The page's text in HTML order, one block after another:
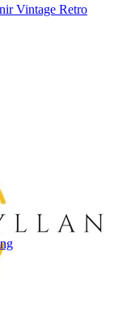
Vintage Retro